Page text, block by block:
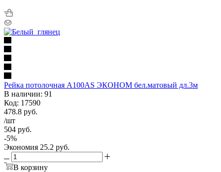
Рейка потолочная А100AS ЭКОНОМ бел.матовый дл.3м
В наличии: 91
Код: 17590
478.8 руб.
/шт
504 руб.
-5%
Экономия 25.2 руб.
В корзину